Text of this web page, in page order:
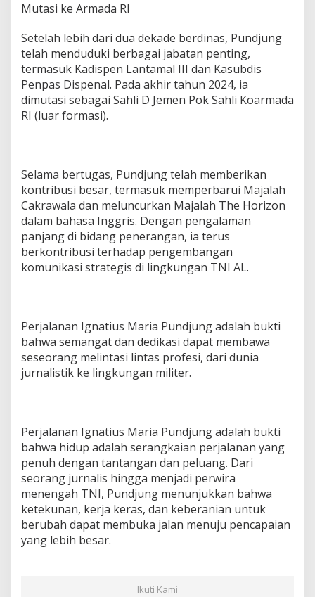
Mutasi ke Armada RI
Setelah lebih dari dua dekade berdinas, Pundjung
telah menduduki berbagai jabatan penting,
termasuk Kadispen Lantamal III dan Kasubdis
Penpas Dispenal. Pada akhir tahun 2024, ia
dimutasi sebagai Sahli D Jemen Pok Sahli Koarmada
RI (luar formasi).
Selama bertugas, Pundjung telah memberikan
kontribusi besar, termasuk memperbarui Majalah
Cakrawala dan meluncurkan Majalah The Horizon
dalam bahasa Inggris. Dengan pengalaman
panjang di bidang penerangan, ia terus
berkontribusi terhadap pengembangan
komunikasi strategis di lingkungan TNI AL.
Perjalanan Ignatius Maria Pundjung adalah bukti
bahwa semangat dan dedikasi dapat membawa
seseorang melintasi lintas profesi, dari dunia
jurnalistik ke lingkungan militer.
Perjalanan Ignatius Maria Pundjung adalah bukti
bahwa hidup adalah serangkaian perjalanan yang
penuh dengan tantangan dan peluang. Dari
seorang jurnalis hingga menjadi perwira
menengah TNI, Pundjung menunjukkan bahwa
ketekunan, kerja keras, dan keberanian untuk
berubah dapat membuka jalan menuju pencapaian
yang lebih besar.
Ikuti Kami